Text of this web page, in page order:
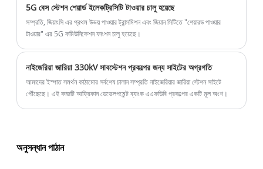
বুদ্ধিমত্তা প্রযুক্তির আরও বিকাশের সাথে, অ্যাঙ্গেল স্টিল টাওয়ারগুলির চরম জলবায়ু
অভিযোজনযোগ্যতা উচ্চ স্তরে পৌঁছে যাবে।
5G বেস স্টেশন শেয়ার্ড ইলেকট্রিসিটি টাওয়ার চালু হয়েছে
সম্প্রতি, জিয়াংসি এর প্রথম উভয় পাওয়ার ট্রান্সমিশন এবং জিয়ান সিটিতে "শেয়ারড পাওয়ার
টাওয়ার" এর 5G কমিউনিকেশন ফাংশন চালু হয়েছে।
নাইজেরিয়া জারিয়া 330kV সাবস্টেশন প্রকল্পের জন্য সাইটের অগ্রগতি
আমাদের ইস্পাত সমর্থন কাঠামোর সর্বশেষ চালান সম্প্রতি নাইজেরিয়ার জারিয়া স্টেশন সাইটে
পৌঁছেছে। এই কাজটি আফ্রিকান ডেভেলপমেন্ট ব্যাংক এএফডিবি প্রকল্পের একটি মূল অংশ।
অনুসন্ধান পাঠান